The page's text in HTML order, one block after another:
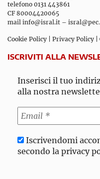
telefono 0131 443861
CF 80004420065
mail info@isral.it –
Cookie Policy Privacy Policy
ISCRIVITI ALLA
Inserisci il tuo
alla nostra
Iscrivendomi
secondo la privacy